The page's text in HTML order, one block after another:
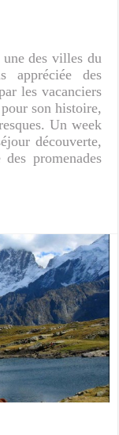
des villes du
appréciée des
les vacanciers
son histoire,
Un week
découverte,
promenades